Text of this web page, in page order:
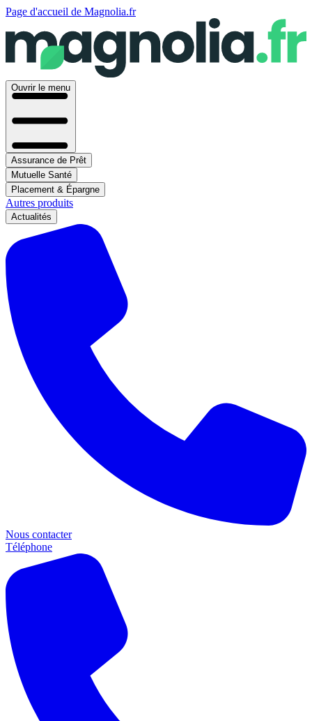
Page d'accueil de Magnolia.fr
Ouvrir le menu
Assurance de Prêt
Mutuelle Santé
Placement & Épargne
Autres produits
Actualités
Nous contacter
Téléphone